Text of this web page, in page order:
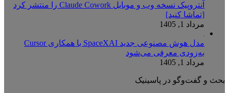
آنتروپیک نسخه وب و موبایل Claude Cowork را منتشر کرد
[تماشا کنید]
مرداد 1, 1405
مدل هوش مصنوعی جدید SpaceXAI با همکاری Cursor
به‌زودی معرفی می‌شود
مرداد 1, 1405
بحث و گفت‌وگو در پاسینیک